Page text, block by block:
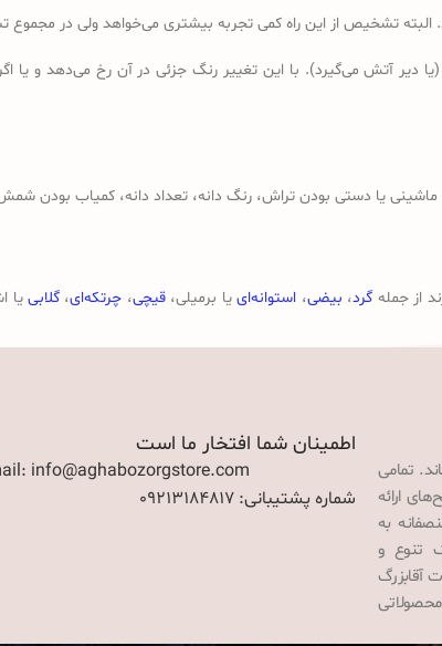
تشخیص از این راه کمی تجربه بیشتری می‌خواهد ولی در
آتش می‌گیرد). با این تغییر رنگ جزئی در آن رخ می‌دهد و یا
یا دستی بودن تراش، رنگ دانه، تعداد دانه، کمیاب بودن
از جمله گرد، بیضی، استوانه‌اییا برمیلی،قیچی، چرتکه‌ای، گلابی یا
تمامی
ارائه
به
تنوع و
آقابزرگ
اطمینان شما افتخار ما است
info@aghabozorgstore.com
شماره پشتیبانی: 09213184817